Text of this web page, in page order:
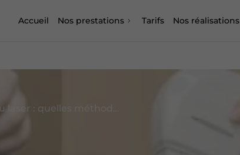
Accueil Nos prestations Tarifs Nos réalisations
Mésothérapie ou laser : quelles méthodes de trichothérapie pour vos cheveux ?